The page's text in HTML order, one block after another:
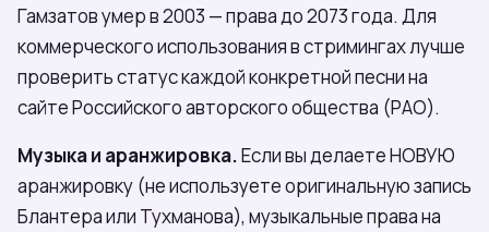
Гамзатов умер в 2003 — права до 2073 года. Для
коммерческого использования в стримингах лучше
проверить статус каждой конкретной песни на
сайте Российского авторского общества (РАО).
Музыка и аранжировка.Если вы делаете НОВУЮ
аранжировку (не используете оригинальную запись
Блантера или Тухманова), музыкальные права на